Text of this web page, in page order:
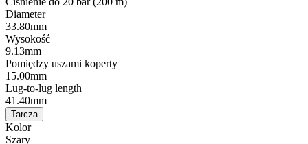
Diameter
33.80mm
Wysokość
9.13mm
Pomiędzy uszami koperty
15.00mm
Lug-to-lug length
41.40mm
Tarcza
Kolor
Szary